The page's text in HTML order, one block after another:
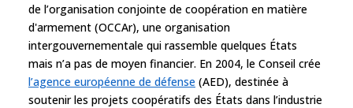
de l’organisation conjointe de coopération en matière
d'armement (OCCAr), une organisation
intergouvernementale qui rassemble quelques États
mais n’a pas de moyen financier. En 2004, le Conseil crée
l’agence européenne de défense (AED), destinée à
soutenir les projets coopératifs des États dans l’industrie